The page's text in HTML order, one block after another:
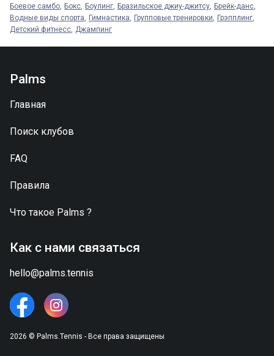
Боевое самбо
Бокс Боулинг Бразильское джиу-джитсу
Брейк-данс
Водные виды спорта
Гимнастика Групповые тренировки
Грэпплинг
Детский фитнесс Джампинг
Palms
Главная
Поиск клубов
FAQ
Правила
Что такое Palms ?
Как с нами связаться
hello@palms.tennis
2026 © Palms.Tennis - Все права защищены